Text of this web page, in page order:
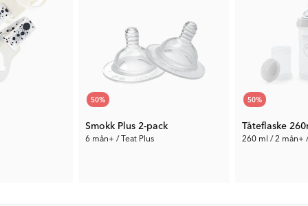
50%
Smokk Plus 2-pack
6 mån+ / Teat Plus
Tid. Pris: 77 kr
50%
Tåteflaske
260 ml / 2 mån+
Tid. Pris: 119 kr